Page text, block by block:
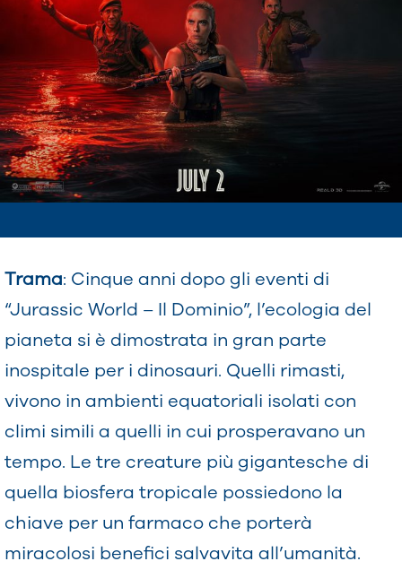
Trama: Cinque anni dopo gli eventi di
“Jurassic World – Il Dominio”, l’ecologia del
pianeta si è dimostrata in gran parte
inospitale per i dinosauri. Quelli rimasti,
vivono in ambienti equatoriali isolati con
climi simili a quelli in cui prosperavano un
tempo. Le tre creature più gigantesche di
quella biosfera tropicale possiedono la
chiave per un farmaco che porterà
miracolosi benefici salvavita all’umanità.